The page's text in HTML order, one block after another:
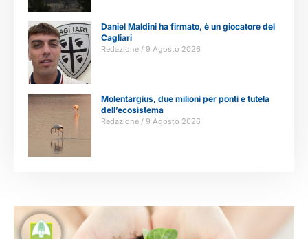
Daniel Maldini ha firmato, è un giocatore del
Cagliari
Redazione 9 Agosto 2026
Molentargius, due milioni per ponti e tutela
dell’ecosistema
Redazione 9 Agosto 2026